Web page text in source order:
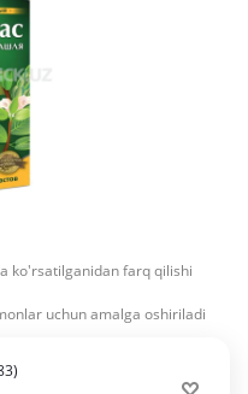
ko'rsatilganidan farq qilishi
uchun amalga oshiriladi